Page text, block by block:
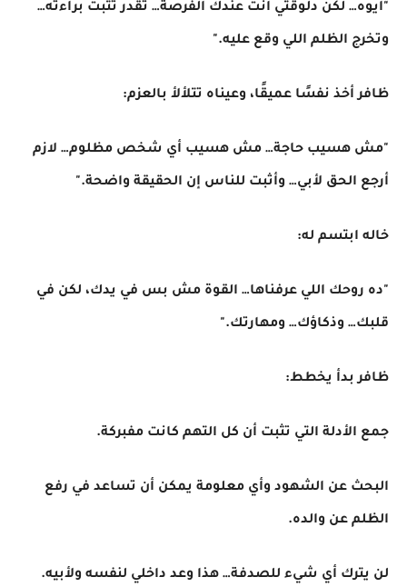
"أيوه… لكن دلوقتي انت عندك الفرصة… تقدر تثبت براءته…
وتخرج الظلم اللي وقع عليه."
ظافر أخذ نفسًا عميقًا، وعيناه تتلألأ بالعزم:
"مش هسيب حاجة… مش هسيب أي شخص مظلوم… لازم
أرجع الحق لأبي… وأثبت للناس إن الحقيقة واضحة."
خاله ابتسم له:
"ده روحك اللي عرفناها… القوة مش بس في يدك، لكن في
قلبك… وذكاؤك… ومهارتك."
ظافر بدأ يخطط:
جمع الأدلة التي تثبت أن كل التهم كانت مفبركة.
البحث عن الشهود وأي معلومة يمكن أن تساعد في رفع
الظلم عن والده.
لن يترك أي شيء للصدفة… هذا وعد داخلي لنفسه ولأبيه.